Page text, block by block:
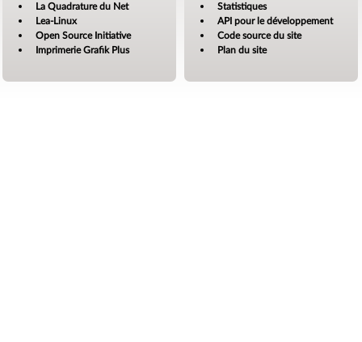
La Quadrature du Net
Lea-Linux
Open Source Initiative
Imprimerie Grafik Plus
Statistiques
API pour le développement
Code source du site
Plan du site